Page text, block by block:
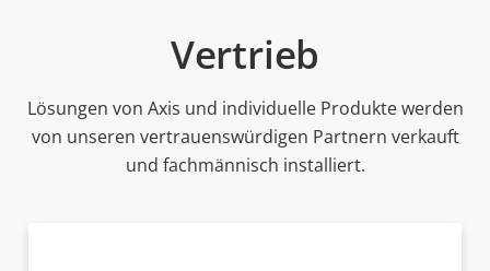
Vertrieb
Lösungen von Axis und individuelle Produkte werden
von unseren vertrauenswürdigen Partnern verkauft
und fachmännisch installiert.